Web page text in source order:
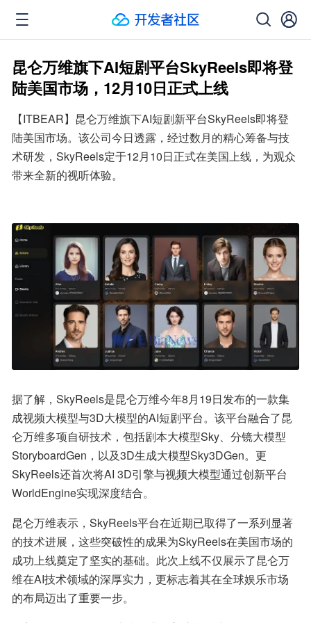
昆仑万维旗下AI短剧平台SkyReels即将登
陆美国市场，12月10日正式上线
【ITBEAR】昆仑万维旗下AI短剧新平台SkyReels即将登
陆美国市场。该公司今日透露，经过数月的精心筹备与技
术研发，SkyReels定于12月10日正式在美国上线，为观众
带来全新的视听体验。
据了解，SkyReels是昆仑万维今年8月19日发布的一款集
成视频大模型与3D大模型的AI短剧平台。该平台融合了昆
仑万维多项自研技术，包括剧本大模型Sky、分镜大模型
StoryboardGen，以及3D生成大模型Sky3DGen。更
SkyReels还首次将AI 3D引擎与视频大模型通过创新平台
WorldEngine实现深度结合。
昆仑万维表示，SkyReels平台在近期已取得了一系列显著
的技术进展，这些突破性的成果为SkyReels在美国市场的
成功上线奠定了坚实的基础。此次上线不仅展示了昆仑万
维在AI技术领域的深厚实力，更标志着其在全球娱乐市场
的布局迈出了重要一步。